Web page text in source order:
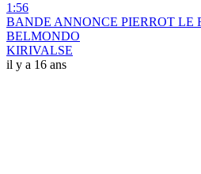
1:56
BANDE ANNONCE PIERROT LE
BELMONDO
KIRIVALSE
il y a 16 ans